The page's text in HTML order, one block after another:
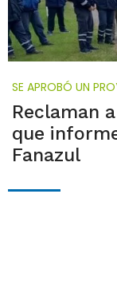
SE APROBÓ UN
Reclaman
que
Fanazul